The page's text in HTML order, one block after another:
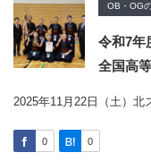
OB・OG
令和7年
全国高
2025年11月22日（土）北
0 0